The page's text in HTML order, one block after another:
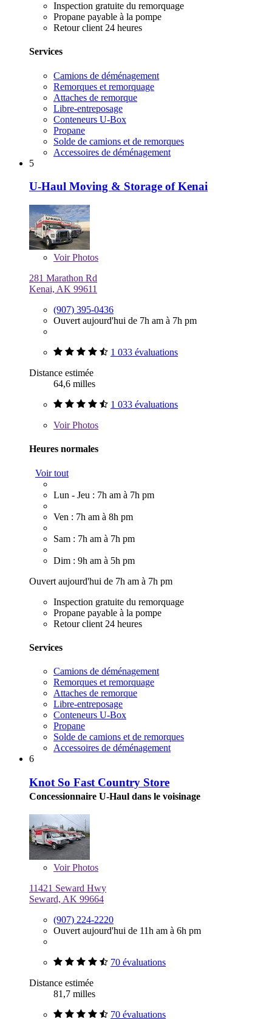
Inspection gratuite du remorquage
Propane payable à la pompe
Retour client 24 heures
Services
Camions de déménagement
Remorques et remorquage
Attaches de remorque
Libre-entreposage
Conteneurs U-Box
Propane
Solde de camions et de remorques
Accessoires de déménagement
5
U-Haul Moving & Storage of Kenai
VoirPhotos
281 Marathon Rd
Kenai, AK 99611
(907) 395-0436
Ouvert aujourd'hui de 7h am à 7h pm
1 033 évaluations
Distance estimée
64,6 milles
1 033 évaluations
VoirPhotos
Heures normales
Voir tout
Lun - Jeu : 7h am à 7h pm
Ven : 7h am à 8h pm
Sam : 7h am à 7h pm
Dim : 9h am à 5h pm
Ouvert aujourd'hui de 7h am à 7h pm
Inspection gratuite du remorquage
Propane payable à la pompe
Retour client 24 heures
Services
Camions de déménagement
Remorques et remorquage
Attaches de remorque
Libre-entreposage
Conteneurs U-Box
Propane
Solde de camions et de remorques
Accessoires de déménagement
6
Knot So Fast Country Store
Concessionnaire U-Haul dans le voisinage
VoirPhotos
11421 Seward Hwy
Seward, AK 99664
(907) 224-2220
Ouvert aujourd'hui de 11h am à 6h pm
70 évaluations
Distance estimée
81,7 milles
70 évaluations